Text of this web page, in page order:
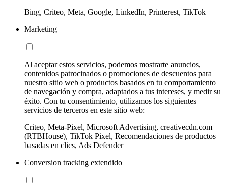
Bing, Criteo, Meta, Google, LinkedIn, Printerest, TikTok
Marketing
Al aceptar estos servicios, podemos mostrarte anuncios,
contenidos patrocinados o promociones de descuentos para
nuestro sitio web o productos basados en tu comportamiento
de navegación y compra, adaptados a tus intereses, y medir su
éxito. Con tu consentimiento, utilizamos los siguientes
servicios de terceros en este sitio web:
Criteo, Meta-Pixel, Microsoft Advertising, creativecdn.com
(RTBHouse), TikTok Pixel, Recomendaciones de productos
basadas en clics, Ads Defender
Conversion tracking extendido